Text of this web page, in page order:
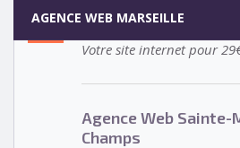
AGENCE WEB MARSEILLE
Votre site internet pour
Agence Web Sainte-
Champs